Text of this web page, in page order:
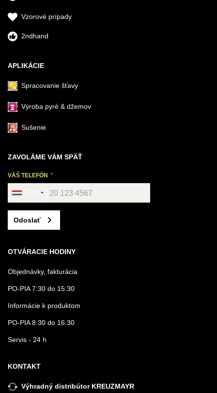
Vzorové prípady
2ndhand
APLIKÁCIE
Spracovanie šťavy
Výroba pyré & džemov
Sušenie
ZAVOLÁME VÁM SPÄŤ
VÁŠ TELEFÓN
Odoslať
OTVÁRACIE HODINY
Objednávky, fakturácia
PO-PIA 7:30 do 15:30
Informácie k produktom
PO-PIA 8:30 do 16:30
Servis - 24 h
KONTAKT
Výhradný distribútor KREUZMAYR